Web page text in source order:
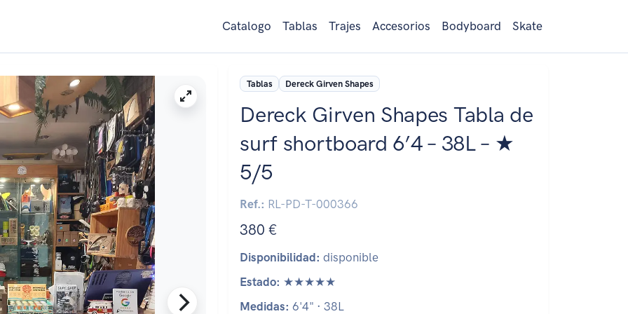
Catalogo
Tablas Trajes Accesorios Bodyboard Skate
Tablas Dereck Girven Shapes
Dereck Girven Shapes Tabla de
surf shortboard 6’4 – 38L – ★
5/5
Ref.: RL-PD-T-000366
380 €
Disponibilidad: disponible
Estado: ★★★★★
Medidas: 6'4" · 38L